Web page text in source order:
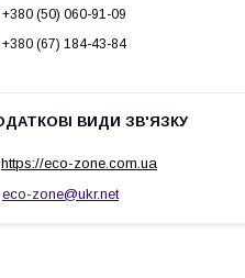
+380 (50) 060-91-09
+380 (67) 184-43-84
https://eco-zone.com.ua
eco-zone@ukr.net